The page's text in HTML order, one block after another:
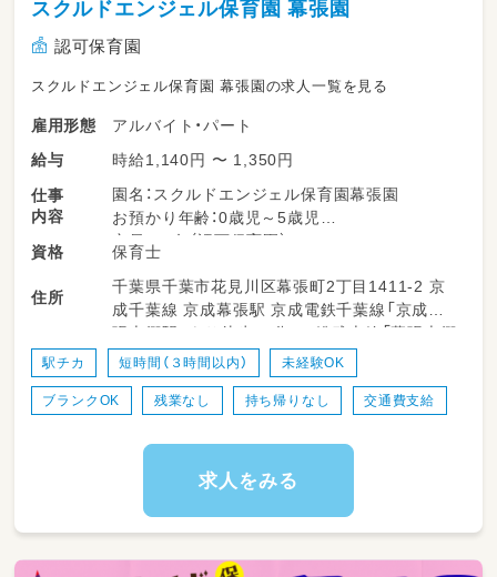
スクルドエンジェル保育園 幕張園
認可保育園
スクルドエンジェル保育園 幕張園の求人一覧を見る
雇用形態
アルバイト・パート
給与
時給1,140円 〜 1,350円
仕事
内容
園名：スクルドエンジェル保育園幕張園
お預かり年齢：0歳児～5歳児
定員：27名（認可保育園）
【仕事内容】
・開園準備/園児の迎え入れ
・昼食/歯磨き/排せつ補助
・お昼寝準備
・書類作成
など
★書類の簡素化&ICT化で負担なく勤務♪
信頼感を持てるような保育の実践をお願いしま
資格 保育士
住所
千葉県千葉市花見川区幕張町2丁目1411-2 京
成千葉線 京成幕張駅 京成電鉄千葉線「京成幕
張本郷駅」より徒歩14分 JR総武本線「幕張本郷
駅」より徒歩15分 電車通勤の方・・・会社から自
転車貸出あり 幕張駅or幕張本郷駅にて利用可
※駅前駐輪場確保 マイカー通勤OK／無料駐車
駅チカ 短時間（３時間以内） 未経験OK
ブランクOK 残業なし 持ち帰りなし 交通費支給
求人をみる